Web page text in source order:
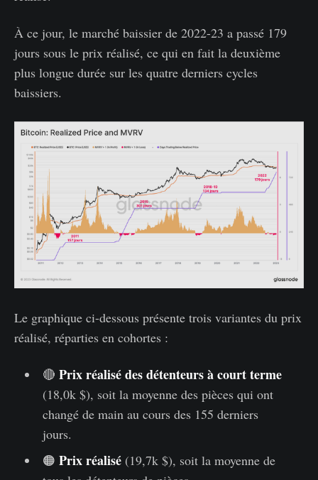
À ce jour, le marché baissier de 2022-23 a passé 179
jours sous le prix réalisé, ce qui en fait la deuxième
plus longue durée sur les quatre derniers cycles
baissiers.
Le graphique ci-dessous présente trois variantes du prix
réalisé, réparties en cohortes :
🔴 Prix réalisé des détenteurs à court terme
(18,0k $), soit la moyenne des pièces qui ont
changé de main au cours des 155 derniers
jours.
🟠 Prix réalisé(19,7k $), soit la moyenne de